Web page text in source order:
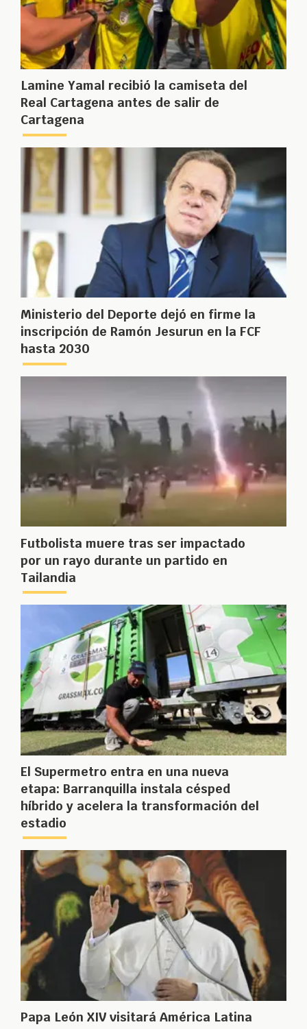
Lamine Yamal recibió la camiseta del
Real Cartagena antes de salir de
Cartagena
Ministerio del Deporte dejó en firme la
inscripción de Ramón Jesurun en la FCF
hasta 2030
Futbolista muere tras ser impactado
por un rayo durante un partido en
Tailandia
El Supermetro entra en una nueva
etapa: Barranquilla instala césped
híbrido y acelera la transformación del
estadio
Papa León XIV visitará América Latina